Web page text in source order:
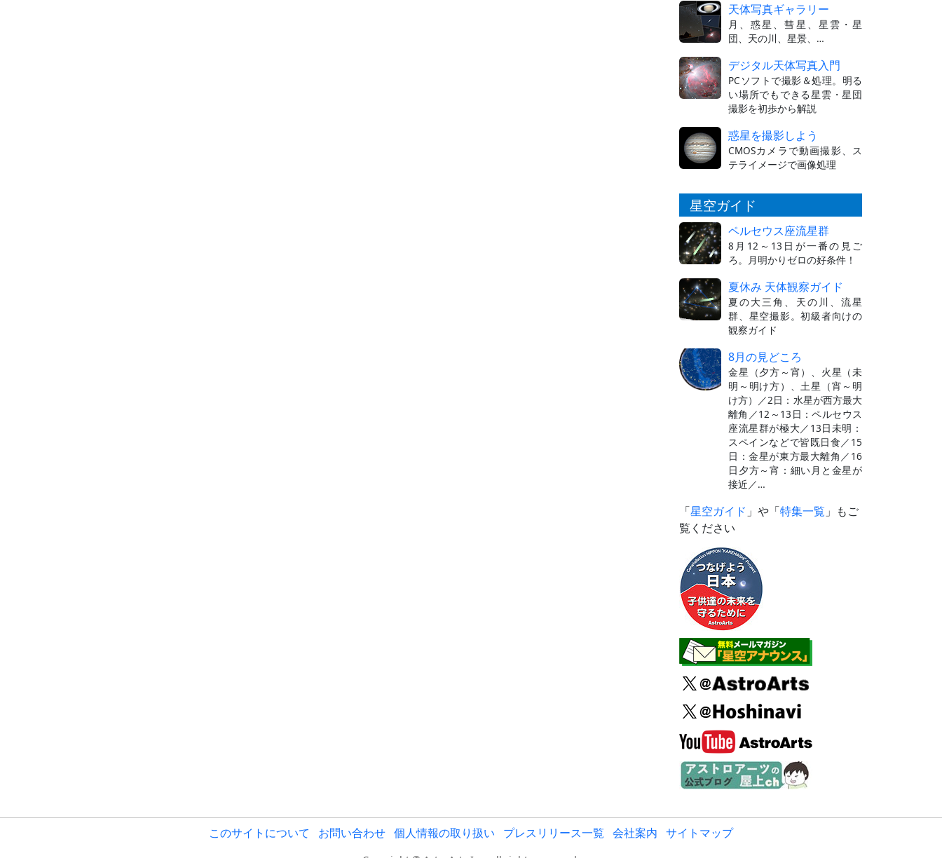
天体写真ギャラリー
月、惑星、彗星、星雲・星
団、天の川、星景、…
デジタル天体写真入門
PCソフトで撮影＆処理。明る
い場所でもできる星雲・星団
撮影を初歩から解説
惑星を撮影しよう
CMOSカメラで動画撮影、ス
テライメージで画像処理
星空ガイド
ペルセウス座流星群
8月12～13日が一番の見ご
ろ。月明かりゼロの好条件！
夏休み 天体観察ガイド
夏の大三角、天の川、流星
群、星空撮影。初級者向けの
観察ガイド
8月の見どころ
金星（夕方～宵）、火星（未
明～明け方）、土星（宵～明
け方）／2日：水星が西方最大
離角／12～13日：ペルセウス
座流星群が極大／13日未明：
スペインなどで皆既日食／15
日：金星が東方最大離角／16
日夕方～宵：細い月と金星が
接近／…
「星空ガイド 」や「特集一覧 」もご
覧ください
このサイトについて お問い合わせ 個人情報の取り扱い プレスリリース一覧 会社案内 サイトマップ